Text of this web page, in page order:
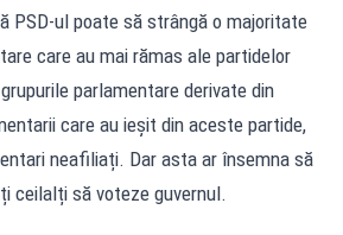
PSD-ul poate să strângă o majoritate
care au mai rămas ale partidelor
parlamentare derivate din
care au ieșit din aceste partide,
neafiliați. Dar asta ar însemna să
ceilalți să voteze guvernul.